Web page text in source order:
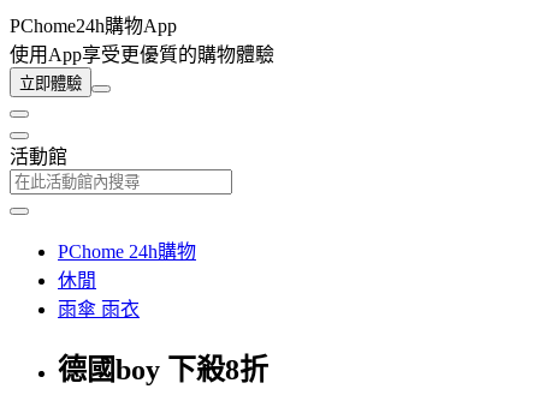
PChome24h購物App
使用App享受更優質的購物體驗
立即體驗
活動館
PChome 24h購物
休閒
雨傘 雨衣
德國boy 下殺8折